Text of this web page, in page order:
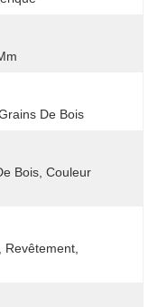
De Bois
Bois, Couleur